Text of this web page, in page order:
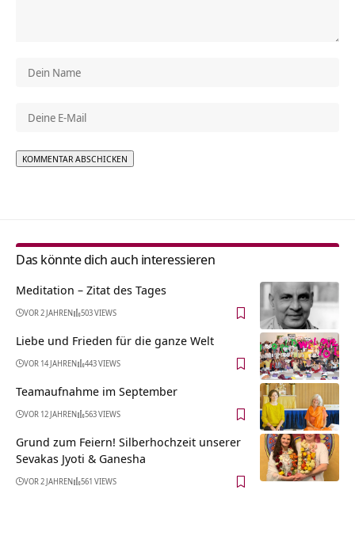
Das könnte dich auch interessieren
Meditation – Zitat des Tages
VOR 2 JAHREN 503 VIEWS
Liebe und Frieden für die ganze Welt
VOR 14 JAHREN 443 VIEWS
Teamaufnahme im September
VOR 12 JAHREN 563 VIEWS
Grund zum Feiern! Silberhochzeit unserer
Sevakas Jyoti & Ganesha
VOR 2 JAHREN 561 VIEWS